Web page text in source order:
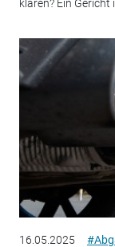
klären? Ein Gericht
16.05.2025